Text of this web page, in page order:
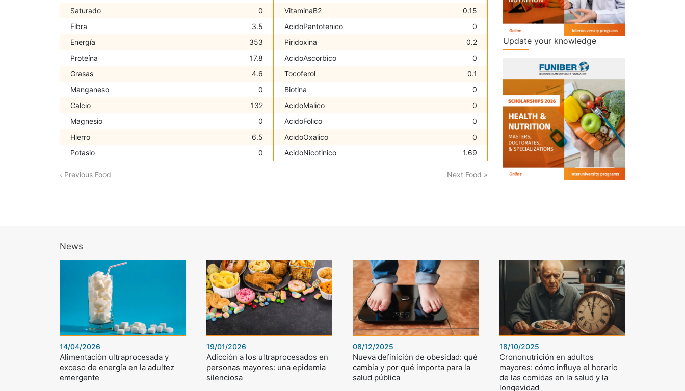
Saturado
0
Fibra
3.5
Energía
353
Proteína
17.8
Grasas
4.6
Manganeso
0
Calcio
132
Magnesio
0
Hierro
6.5
Potasio
0
VitaminaB2
0.15
AcidoPantotenico
0
Piridoxina
0.2
AcidoAscorbico
0
Tocoferol
0.1
Biotina
0
AcidoMalico
0
AcidoFolico
0
AcidoOxalico
0
AcidoNicotinico
1.69
‹ Previous Food Next Food »
Update your knowledge
News
14/04/2026
Alimentación ultraprocesada y
exceso de energía en la adultez
emergente
19/01/2026
Adicción a los ultraprocesados en
personas mayores: una epidemia
silenciosa
08/12/2025
Nueva definición de obesidad: qué
cambia y por qué importa para la
salud pública
18/10/2025
Crononutrición en adultos
mayores: cómo influye el horario
de las comidas en la salud y la
longevidad